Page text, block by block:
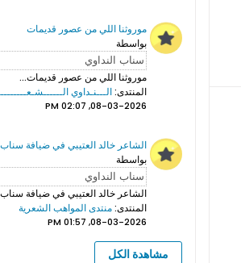
موروثنا اللي من عصور قديمات
بواسطة
موروثنا اللي من عصور قديمات...
المنتدى:الـــنـداوي
08-03-2026, 02:07 PM
الشاعر خالد العتيبي في ضيافة سناب
بواسطة
الشاعر خالد العتيبي في ضيافة سناب النداوي
المنتدى:منتدى المواهب الشعرية
08-03-2026, 01:57 PM
مشاهدة الكل